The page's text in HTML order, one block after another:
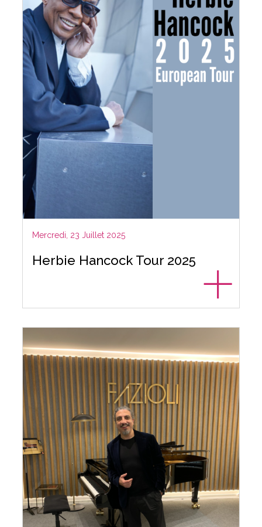
Mercredi, 23 Juillet 2025
Herbie Hancock Tour 2025